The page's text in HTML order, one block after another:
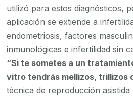
utilizó para estos diagnósticos,
aplicación se extiende a
endometriosis, factores
inmunológicas e infertilidad sin
“Si te sometes a un
vitro tendrás mellizos, trillizos
técnica de reproducción asistida